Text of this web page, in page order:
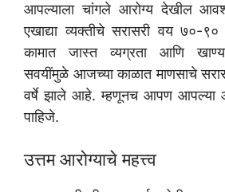
आपल्याला चांगले आरोग्य देखील
एखाद्या व्यक्तीचे सरासरी वय ७०-९०
कामात जास्त व्यग्रता आणि
सवयींमुळे आजच्या काळात माणसाचे
वर्षे झाले आहे. म्हणूनच आपण आपल्या
पाहिजे.
उत्तम आरोग्याचे महत्त्व